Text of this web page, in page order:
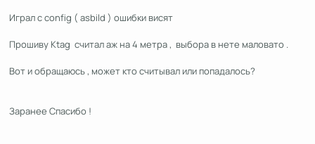
Играл с config ( asbild ) ошибки висят
Прошиву Ktag считал аж на 4 метра , выбора в нете маловато .
Вот и обращаюсь , может кто считывал или попадалось?
Заранее Спасибо !